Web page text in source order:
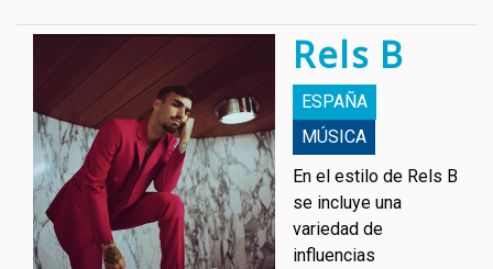
Rels B
ESPAÑA
MÚSICA
En el estilo de Rels B
se incluye una
variedad de
influencias